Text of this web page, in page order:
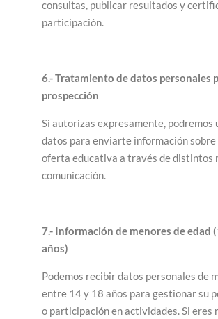
consultas, publicar resultados y
participación.
6.- Tratamiento de datos personales
prospección
Si autorizas expresamente, podremos
datos para enviarte información
oferta educativa a través de distintos
comunicación.
7.- Información de menores de edad
años)
Podemos recibir datos personales de
entre 14 y 18 años para gestionar su
o participación en actividades. Si eres